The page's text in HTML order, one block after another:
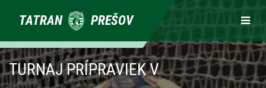
TATRAN PREŠOV
Primárne
odkazy
TURNAJ PRÍPRAVIEK V